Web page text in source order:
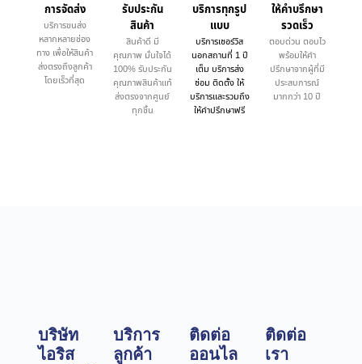
การจัดส่ง
บริการขนส่ง
หลากหลายช่อง
ทาง เพื่อให้สินค้า
ส่งตรงถึงลูกค้า
โดยเร็วที่สุด
รับประกัน
สินค้า
สินค้าดี มี
คุณภาพ มั่นใจได้
100% รับประกัน
คุณภาพสินค้าแท้
ส่งตรงจากศูนย์
ทุกชิ้น
บริการทุกรูป
แบบ
บริการเซอร์วิส
นอกสถานที่ 1 ปี
เต็ม บริการส่ง
ซ่อม ติดตั้ง ให้
บริการและรวมถึง
ให้คำปรึกษาฟรี
ให้คำบรึกษา
รวดเร็ว
ตอบด่วน ตอบไว
พร้อมให้คำ
ปรึกษาจากผู้ที่มี
ประสบการณ์
มากกว่า 10 ปี
บริษัท
ไอริส
บริการ
ลูกค้า
ติดต่อ
ออนไล
ติดต่อ
เรา